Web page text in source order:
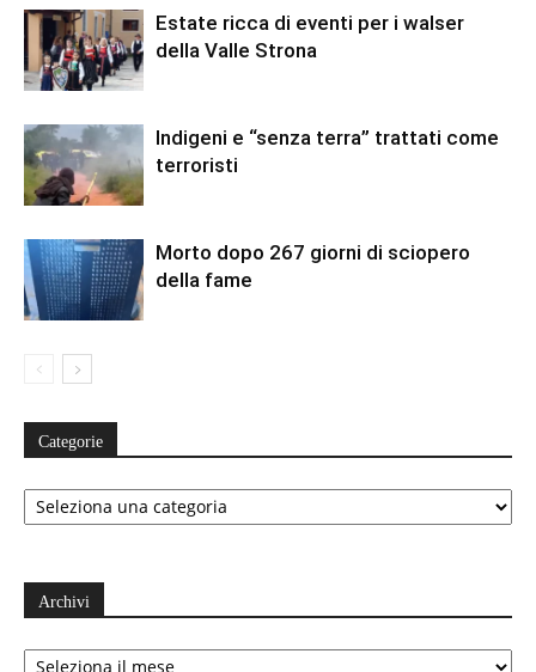
Estate ricca di eventi per i walser
della Valle Strona
Indigeni e “senza terra” trattati come
terroristi
Morto dopo 267 giorni di sciopero
della fame
Categorie
Categorie
Archivi
Archivi